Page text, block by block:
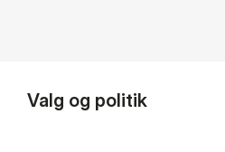
Valg og politik